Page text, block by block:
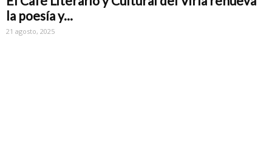
la poesía y...
21 agosto, 2025